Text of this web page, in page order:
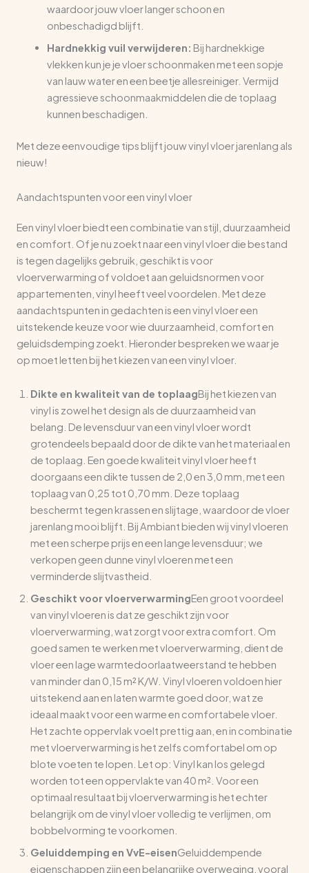
waardoor jouw vloer langer schoon en
onbeschadigd blijft.
Hardnekkig vuil verwijderen: Bij hardnekkige
vlekken kun je je vloer schoonmaken met een sopje
van lauw water en een beetje allesreiniger. Vermijd
agressieve schoonmaakmiddelen die de toplaag
kunnen beschadigen.
Met deze eenvoudige tips blijft jouw vinyl vloer jarenlang als
nieuw!
Aandachtspunten voor een vinyl vloer
Een vinyl vloer biedt een combinatie van stijl, duurzaamheid
en comfort. Of je nu zoekt naar een vinyl vloer die bestand
is tegen dagelijks gebruik, geschikt is voor
vloerverwarming of voldoet aan geluidsnormen voor
appartementen, vinyl heeft veel voordelen. Met deze
aandachtspunten in gedachten is een vinyl vloer een
uitstekende keuze voor wie duurzaamheid, comfort en
geluidsdemping zoekt. Hieronder bespreken we waar je
op moet letten bij het kiezen van een vinyl vloer.
Dikte en kwaliteit van de toplaagBij het kiezen van
vinyl is zowel het design als de duurzaamheid van
belang. De levensduur van een vinyl vloer wordt
grotendeels bepaald door de dikte van het materiaal en
de toplaag. Een goede kwaliteit vinyl vloer heeft
doorgaans een dikte tussen de 2,0 en 3,0 mm, met een
toplaag van 0,25 tot 0,70 mm. Deze toplaag
beschermt tegen krassen en slijtage, waardoor de vloer
jarenlang mooi blijft. Bij Ambiant bieden wij vinyl vloeren
met een scherpe prijs en een lange levensduur; we
verkopen geen dunne vinyl vloeren met een
verminderde slijtvastheid.
Geschikt voor vloerverwarmingEen groot voordeel
van vinyl vloeren is dat ze geschikt zijn voor
vloerverwarming, wat zorgt voor extra comfort. Om
goed samen te werken met vloerverwarming, dient de
vloer een lage warmtedoorlaatweerstand te hebben
van minder dan 0,15 m² K/W. Vinyl vloeren voldoen hier
uitstekend aan en laten warmte goed door, wat ze
ideaal maakt voor een warme en comfortabele vloer.
Het zachte oppervlak voelt prettig aan, en in combinatie
met vloerverwarming is het zelfs comfortabel om op
blote voeten te lopen. Let op: Vinyl kan los gelegd
worden tot een oppervlakte van 40 m². Voor een
optimaal resultaat bij vloerverwarming is het echter
belangrijk om de vinyl vloer volledig te verlijmen, om
bobbelvorming te voorkomen.
Geluiddemping en VvE-eisenGeluiddempende
eigenschappen zijn een belangrijke overweging, vooral